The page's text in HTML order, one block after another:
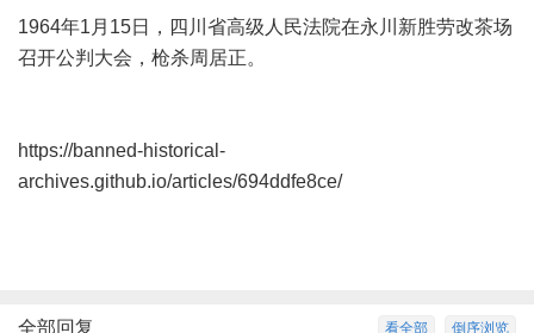
1964年1月15日，四川省高级人民法院在永川新胜劳改茶场
召开公判大会，枪杀周居正。
https://banned-historical-
archives.github.io/articles/694ddfe8ce/
倒序浏览
看全部
全部回复